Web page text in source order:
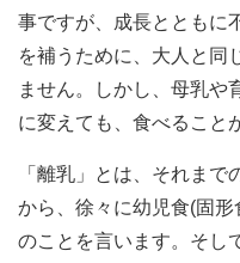
事ですが、成長とともに
を補うために、大人と同
ません。しかし、母乳や
に変えても、食べること
「離乳」とは、それま
から、徐々に幼児食(固
のことを言います。そし